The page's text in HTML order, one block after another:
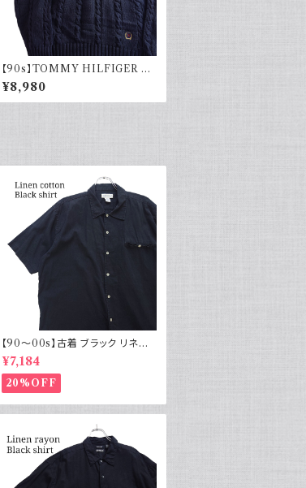
【90s】TOMMY HILFIGER ト
ミーヒルフィガー オールドトミー
チルデンニット コットン セーター
ネイビー 刺繍 90年代
¥8,980
【90～00s】古着 ブラック リネン
コットンシャツ 黒 ボックスシルエッ
ト
¥7,184
20%OFF